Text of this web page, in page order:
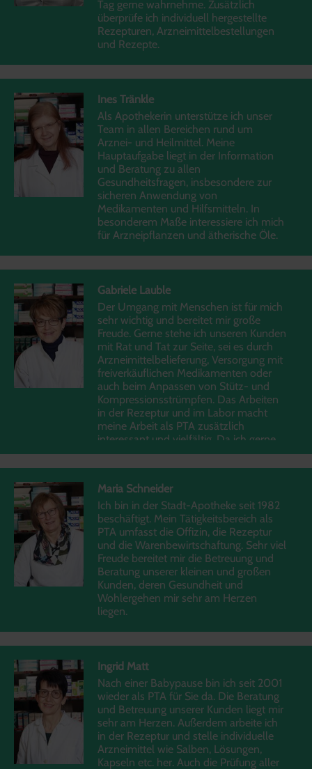
Tag gerne wahrnehme. Zusätzlich
überprüfe ich individuell hergestellte
Rezepturen, Arzneimittelbestellungen
und Rezepte.
Ines Tränkle
Als Apothekerin unterstütze ich unser
Team in allen Bereichen rund um
Arznei- und Heilmittel. Meine
Hauptaufgabe liegt in der Information
und Beratung zu allen
Gesundheitsfragen, insbesondere zur
sicheren Anwendung von
Medikamenten und Hilfsmitteln. In
besonderem Maße interessiere ich mich
für Arzneipflanzen und ätherische Öle.
Gabriele Lauble
Der Umgang mit Menschen ist für mich
sehr wichtig und bereitet mir große
Freude. Gerne stehe ich unseren Kunden
mit Rat und Tat zur Seite, sei es durch
Arzneimittelbelieferung, Versorgung mit
freiverkäuflichen Medikamenten oder
auch beim Anpassen von Stütz- und
Kompressionsstrümpfen. Das Arbeiten
in der Rezeptur und im Labor macht
meine Arbeit als PTA zusätzlich
interessant und vielfältig. Da ich gerne
mit Chemikalien arbeite, durfte ich die
Aufgabe der „Gefahrstoffbeauftragten“
Maria Schneider
Ich bin in der Stadt-Apotheke seit 1982
beschäftigt. Mein Tätigkeitsbereich als
PTA umfasst die Offizin, die Rezeptur
und die Warenbewirtschaftung. Sehr viel
Freude bereitet mir die Betreuung und
Beratung unserer kleinen und großen
Kunden, deren Gesundheit und
Wohlergehen mir sehr am Herzen
liegen.
Ingrid Matt
Nach einer Babypause bin ich seit 2001
wieder als PTA für Sie da. Die Beratung
und Betreuung unserer Kunden liegt mir
sehr am Herzen. Außerdem arbeite ich
in der Rezeptur und stelle individuelle
Arzneimittel wie Salben, Lösungen,
Kapseln etc. her. Auch die Prüfung aller